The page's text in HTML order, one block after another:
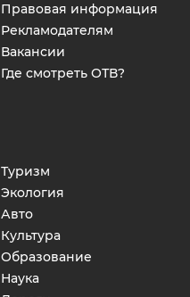
Правовая информация
Рекламодателям
Вакансии
Где смотреть ОТВ?
Туризм
Экология
Авто
Культура
Образование
Наука